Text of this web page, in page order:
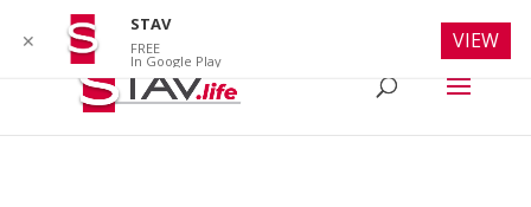
✕
STAV
FREE
In Google Play
VIEW